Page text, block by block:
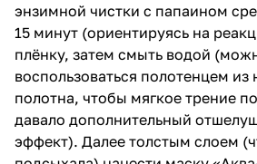
энзимной чистки с папаином
15 минут (ориентируясь на
плёнку, затем смыть водой
воспользоваться полотенцем из
полотна, чтобы мягкое трение
давало дополнительный
эффект). Далее толстым слоем